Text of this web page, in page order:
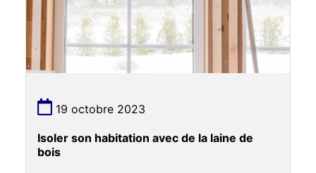
19 octobre 2023
Isoler son habitation avec de la laine de
bois